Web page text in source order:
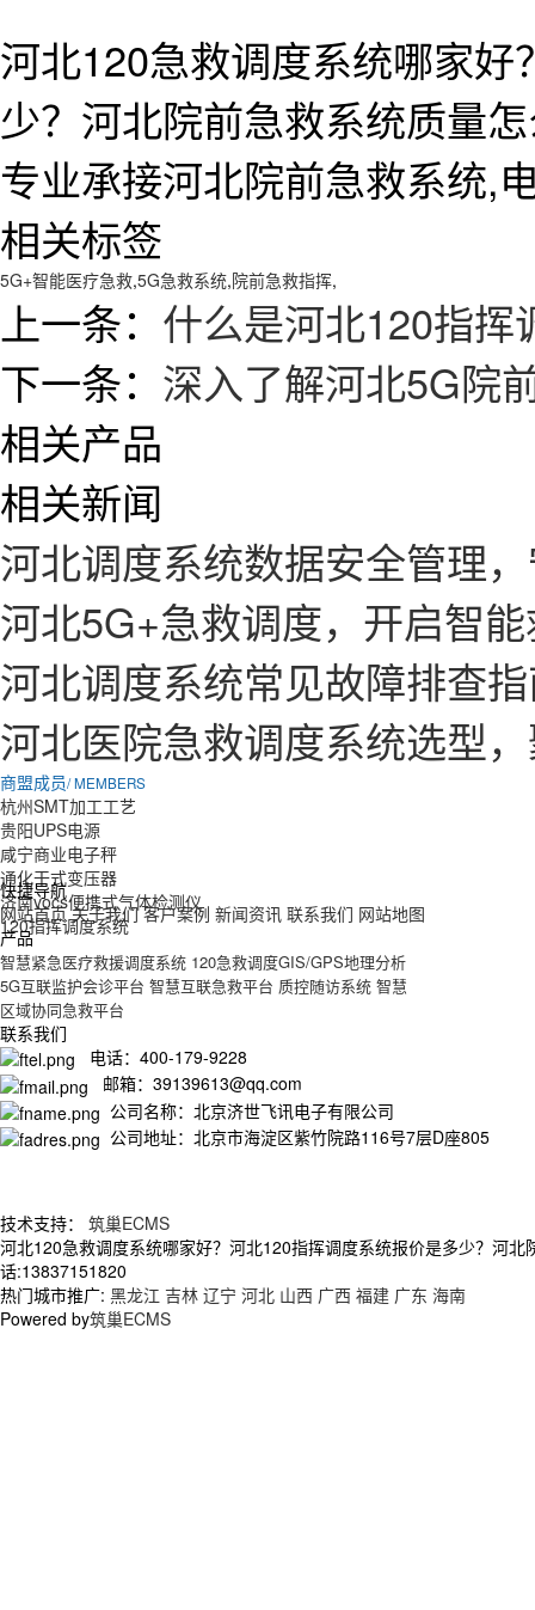
河北120急救调度系统哪家
少？河北院前急救系统质量
专业承接河北院前急救系统,
相关标签
5G+智能医疗急救,5G急救系统,院前急救指挥,
上一条： 什么是河北120指挥
下一条： 深入了解河北5G院
相关产品
相关新闻
河北调度系统数据安全管理
河北5G+急救调度，开启智
河北调度系统常见故障排查
河北医院急救调度系统选型
商盟成员/ MEMBERS
杭州SMT加工工艺
贵阳UPS电源
咸宁商业电子秤
通化干式变压器
济南vocs便携式气体检测仪
120指挥调度系统
快捷导航
网站首页 关于我们 客户案例 新闻资讯 联系我们 网站地图
产品
智慧紧急医疗救援调度系统 120急救调度GIS/GPS地理分析
5G互联监护会诊平台 智慧互联急救平台 质控随访系统 智慧
区域协同急救平台
联系我们
电话：400-179-9228
邮箱：39139613@qq.com
公司名称：北京济世飞讯电子有限公司
公司地址：北京市海淀区紫竹院路116号7层D座805
技术支持： 筑巢ECMS
河北120急救调度系统哪家好？河北120指挥调度系统报价是多少？河
话:13837151820
热门城市推广: 黑龙江 吉林 辽宁 河北 山西 广西 福建 广东 海南
Powered by筑巢ECMS